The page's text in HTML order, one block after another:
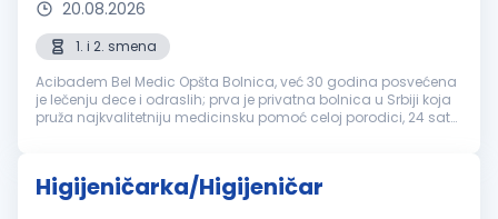
20.08.2026
1. i 2. smena
Acibadem Bel Medic Opšta Bolnica, već 30 godina posvećena
je lečenju dece i odraslih; prva je privatna bolnica u Srbiji koja
pruža najkvalitetniju medicinsku pomoć celoj porodici, 24 sata
Higijeničarka/Higijeničar